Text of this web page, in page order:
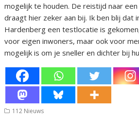
mogelijk te houden. De reistijd naar
draagt hier zeker aan bij. Ik ben blij dat
Hardenberg een testlocatie is
voor eigen inwoners, maar ook voor
mogelijk is om je sneller en dichter bij
112 Nieuws